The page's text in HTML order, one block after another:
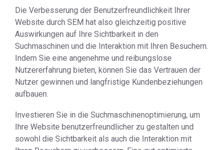
Die Verbesserung der Benutzerfreundlichkeit Ihrer
Website durch SEM hat also gleichzeitig positive
Auswirkungen auf Ihre Sichtbarkeit in den
Suchmaschinen und die Interaktion mit Ihren Besuchern.
Indem Sie eine angenehme und reibungslose
Nutzererfahrung bieten, können Sie das Vertrauen der
Nutzer gewinnen und langfristige Kundenbeziehungen
aufbauen.
Investieren Sie in die Suchmaschinenoptimierung, um
Ihre Website benutzerfreundlicher zu gestalten und
sowohl die Sichtbarkeit als auch die Interaktion mit